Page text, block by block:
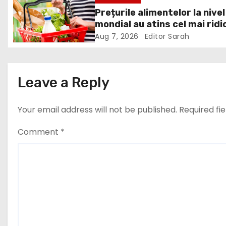
g
a
i
o
hidrocentralelor din zonele
protejate
Prețurile alimentelor la nivel
mondial au atins cel mai
nivel din ultimii peste trei
războiul din Ucraina va
din nou exporturile prin
Neagră.
Aug 7, 2026 Editor Sarah
Leave a Reply
Your email address will not be published. Required
Comment *